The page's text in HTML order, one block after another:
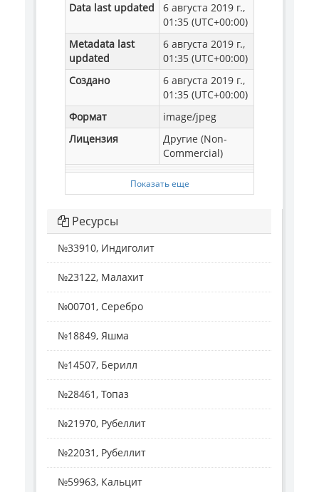
Data last updated
6 августа 2019 г.,
01:35 (UTC+00:00)
Metadata last
updated
6 августа 2019 г.,
01:35 (UTC+00:00)
Создано
6 августа 2019 г.,
01:35 (UTC+00:00)
Формат
image/jpeg
Лицензия
Другие (Non-
Commercial)
Показать еще
Ресурсы
№33910, Индиголит
№23122, Малахит
№00701, Серебро
№18849, Яшма
№14507, Берилл
№28461, Топаз
№21970, Рубеллит
№22031, Рубеллит
№59963, Кальцит